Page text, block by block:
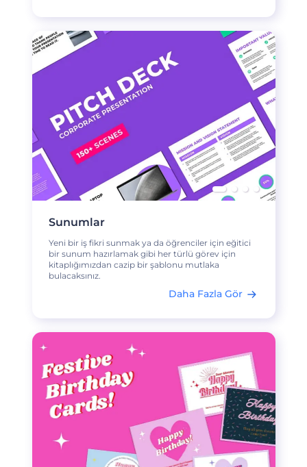
Sunumlar
Yeni bir iş fikri sunmak ya da öğrenciler için eğitici
bir sunum hazırlamak gibi her türlü görev için
kitaplığımızdan cazip bir şablonu mutlaka
bulacaksınız.
Daha Fazla Gör